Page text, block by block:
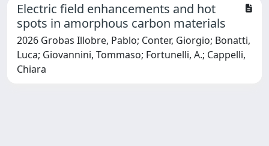
Electric field enhancements and hot
spots in amorphous carbon materials
2026 Grobas Illobre, Pablo; Conter, Giorgio; Bonatti,
Luca; Giovannini, Tommaso; Fortunelli, A.; Cappelli,
Chiara